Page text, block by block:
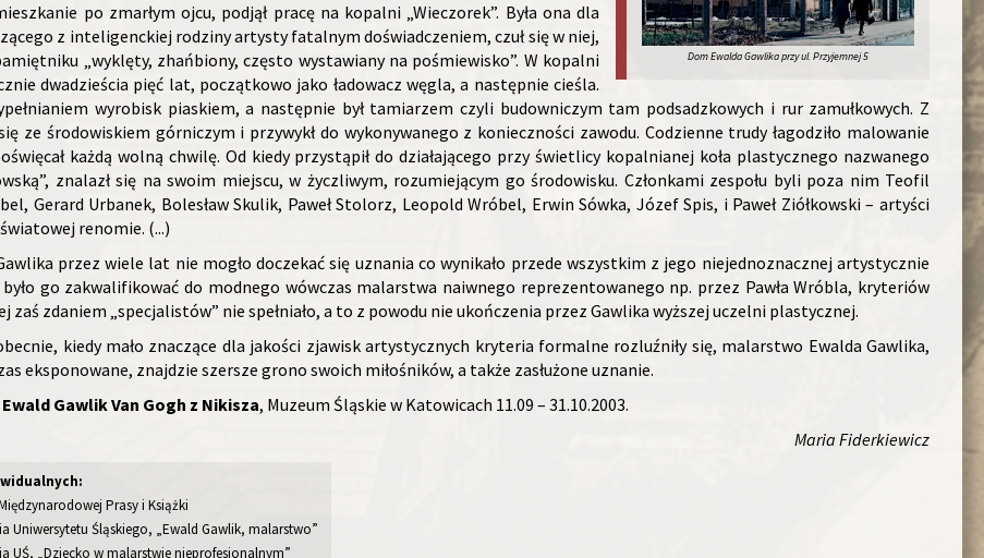
Dom Ewalda Gawlika przy ul. Przyjemnej 5
po zmarłym ojcu, podjął pracę na kopalni „Wieczorek”. Była ona dla
z inteligenckiej rodziny artysty fatalnym doświadczeniem, czuł się w niej,
„wyklęty, zhańbiony, często wystawiany na pośmiewisko”. W kopalni
dwadzieścia pięć lat, początkowo jako ładowacz węgla, a następnie cieśla.
wyrobisk piaskiem, a następnie był tamiarzem czyli budowniczym tam podsadzkowych i rur zamułkowych. Z
ze środowiskiem górniczym i przywykł do wykonywanego z konieczności zawodu. Codzienne trudy łagodziło malowanie
każdą wolną chwilę. Od kiedy przystąpił do działającego przy świetlicy kopalnianej koła plastycznego nazwanego
znalazł się na swoim miejscu, w życzliwym, rozumiejącym go środowisku. Członkami zespołu byli poza nim Teofil
Gerard Urbanek, Bolesław Skulik, Paweł Stolorz, Leopold Wróbel, Erwin Sówka, Józef Spis, i Paweł Ziółkowski – artyści
renomie. (...)
przez wiele lat nie mogło doczekać się uznania co wynikało przede wszystkim z jego niejednoznacznej artystycznie
go zakwalifikować do modnego wówczas malarstwa naiwnego reprezentowanego np. przez Pawła Wróbla, kryteriów
zdaniem „specjalistów” nie spełniało, a to z powodu nie ukończenia przez Gawlika wyższej uczelni plastycznej.
kiedy mało znaczące dla jakości zjawisk artystycznych kryteria formalne rozluźniły się, malarstwo Ewalda Gawlika,
eksponowane, znajdzie szersze grono swoich miłośników, a także zasłużone uznanie.
Ewald Gawlik Van Gogh z Nikisza, Muzeum Śląskie w Katowicach 11.09 – 31.10.2003.
Maria Fiderkiewicz
Prasy i Książki
Uniwersytetu Śląskiego, „Ewald Gawlik, malarstwo”
UŚ, „Dziecko w malarstwie nieprofesjonalnym”